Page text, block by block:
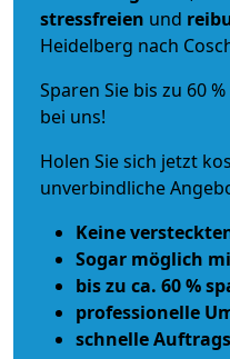
stressfreien und
Heidelberg nach
Sparen Sie bis zu 60
bei uns!
Holen Sie sich jetzt
unverbindliche
Keine
Sogar möglich
bis zu ca. 60 %
professionelle
schnelle